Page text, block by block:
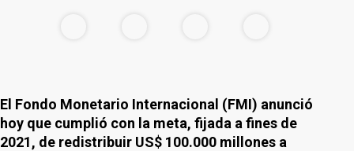
El Fondo Monetario Internacional (FMI) anunció
hoy que cumplió con la meta, fijada a fines de
2021, de redistribuir US$ 100.000 millones a